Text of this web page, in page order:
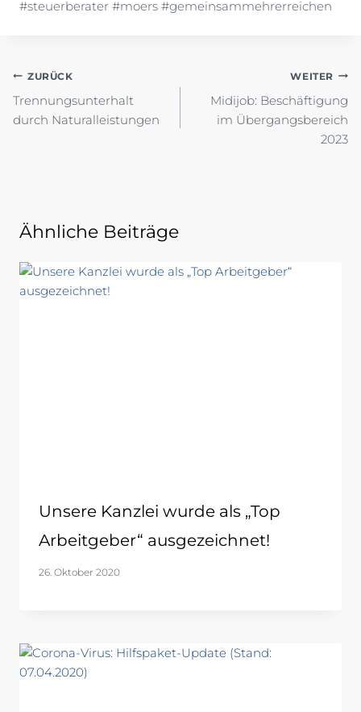
#steuerberater #moers #gemeinsammehrerreichen
Beitragsnavigation
ZURÜCK
Trennungsunterhalt
durch Naturalleistungen
WEITER
Midijob: Beschäftigung
im Übergangsbereich
2023
Ähnliche Beiträge
Unsere Kanzlei wurde als „Top
Arbeitgeber“ ausgezeichnet!
26. Oktober 2020